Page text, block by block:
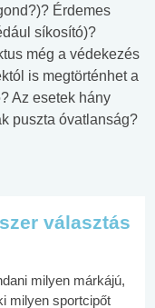
Érdemes
síkosító)?
még a védekezés
is megtörténhet a
Az esetek hány
puszta óvatlanság?
választás
milyen márkájú,
milyen sportcipőt